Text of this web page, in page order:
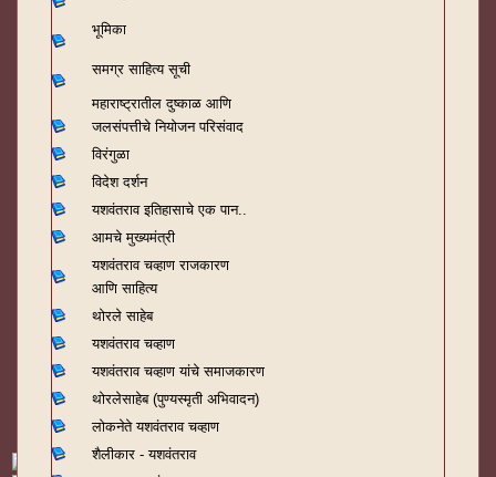
भूमिका
समग्र साहित्य सूची
महाराष्ट्रातील दुष्काळ आणि
जलसंपत्तीचे नियोजन परिसंवाद
विरंगुळा
विदेश दर्शन
यशवंतराव इतिहासाचे एक पान..
आमचे मुख्यमंत्री
यशवंतराव चव्हाण राजकारण
आणि साहित्य
थोरले साहेब
यशवंतराव चव्हाण
यशवंतराव चव्हाण यांचे समाजकारण
थोरलेसाहेब (पुण्यस्मृती अभिवादन)
लोकनेते यशवंतराव चव्हाण
शैलीकार - यशवंतराव